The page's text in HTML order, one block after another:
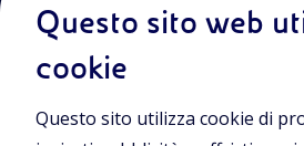
Entra nel mondo Eniscuola.Scopri gli
metodologie innovative per la
multimediali, lezioni digitali e
Questo sito web
cookie
Questo sito utilizza cookie di